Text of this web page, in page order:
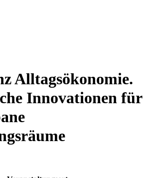
Alltagsökonomie.
Innovationen für